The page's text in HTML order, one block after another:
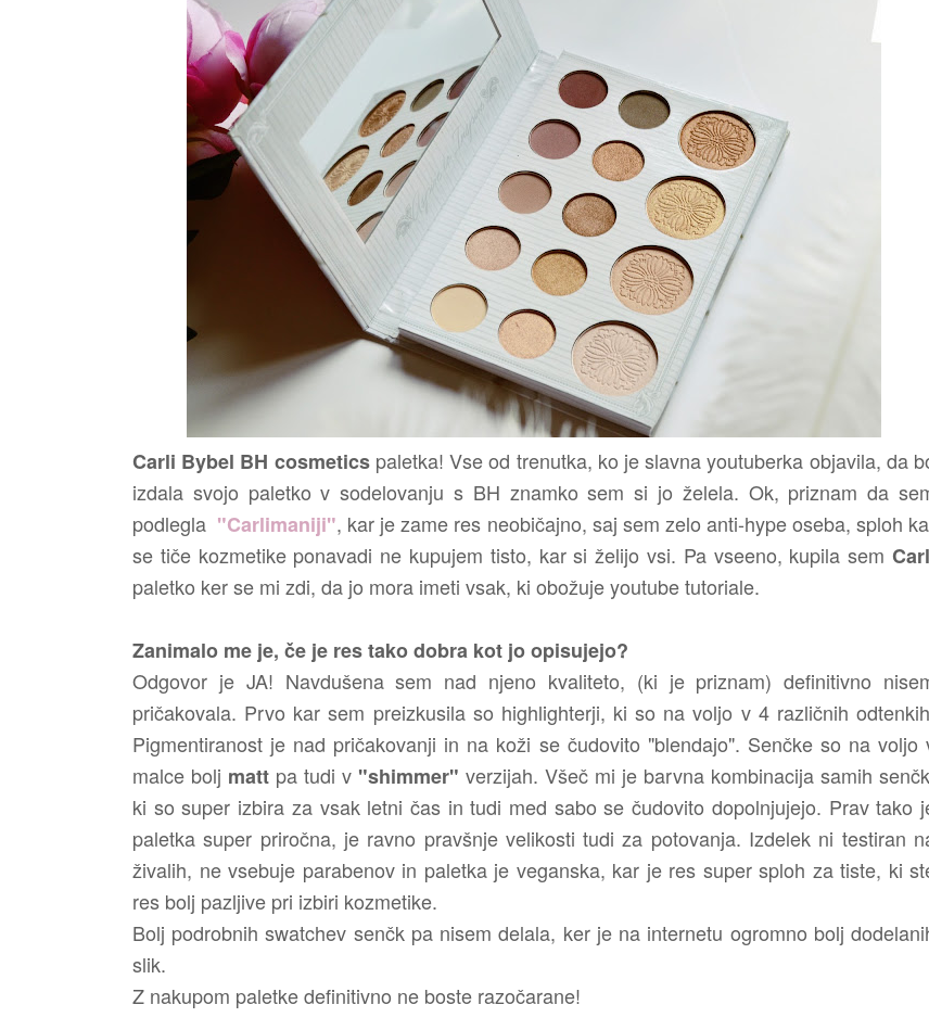
Carli Bybel BH cosmeticspaletka! Vse od trenutka, ko je slavna youtuberka objavila, da
izdala svojo paletko v sodelovanju s BH znamko sem si jo želela. Ok, priznam da
podlegla "Carlimaniji", kar je zame res neobičajno, saj sem zelo anti-hype oseba, sploh
se tiče kozmetike ponavadi ne kupujem tisto, kar si želijo vsi. Pa vseeno, kupila sem
paletko ker se mi zdi, da jo mora imeti vsak, ki obožuje youtube tutoriale.
Zanimalo me je, če je res tako dobra kot jo opisujejo?
Odgovor je JA! Navdušena sem nad njeno kvaliteto, (ki je priznam) definitivno
pričakovala. Prvo kar sem preizkusila so highlighterji, ki so na voljo v 4 različnih
Pigmentiranost je nad pričakovanji in na koži se čudovito "blendajo". Senčke so na voljo
malce bolj matt pa tudi v "shimmer" verzijah. Všeč mi je barvna kombinacija samih
ki so super izbira za vsak letni čas in tudi med sabo se čudovito dopolnjujejo. Prav tako
paletka super priročna, je ravno pravšnje velikosti tudi za potovanja. Izdelek ni testiran
živalih, ne vsebuje parabenov in paletka je veganska, kar je res super sploh za tiste, ki
res bolj pazljive pri izbiri kozmetike.
Bolj podrobnih swatchev senčk pa nisem delala, ker je na internetu ogromno bolj
slik.
Z nakupom paletke definitivno ne boste razočarane!